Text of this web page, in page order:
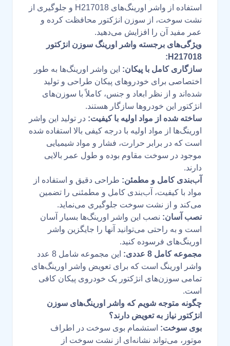
استفاده از واشر اورینگ‌های H217018 و جلوگیری از
نشت سوخت، از سوزن انژکتور محافظت کرده و
عمر مفید آن را افزایش می‌دهید.
ویژگی‌های برجسته واشر اورینگ سوزن انژکتور
H217018:
سازگاری کامل با پیکان: این واشر اورینگ‌ها به طور
اختصاصی برای خودروهای پیکان طراحی و تولید
شده‌اند و از نظر ابعاد و جنس، کاملاً با سوزن‌های
انژکتور این خودروها سازگار هستند.
ساخته شده از مواد اولیه با کیفیت: در تولید این واشر
اورینگ‌ها از مواد اولیه با درجه کیفی بالا استفاده شده
است که در برابر حرارت، فشار و مواد شیمیایی
موجود در سوخت مقاوم بوده و طول عمر بالایی
دارند.
آب‌بندی کامل و مطمئن: طراحی دقیق و استفاده از
مواد با کیفیت، آب‌بندی کامل و مطمئنی را تضمین
می‌کند و از نشت سوخت جلوگیری می‌نماید.
نصب آسان: نصب این واشر اورینگ‌ها بسیار آسان
است و به راحتی می‌توانید آنها را جایگزین واشر
اورینگ‌های فرسوده کنید.
مجموعه کامل 8 عددی:
این مجموعه شامل 8 عدد
واشر اورینگ است که برای تعویض واشر اورینگ‌های
تمامی سوزن‌های انژکتور یک خودروی پیکان کافی
است.
چگونه متوجه شویم که واشر اورینگ‌های سوزن
انژکتور نیاز به تعویض دارند؟
بوی سوخت: استشمام بوی سوخت در اطراف
موتور، می‌تواند نشانه‌ای از نشت سوخت از